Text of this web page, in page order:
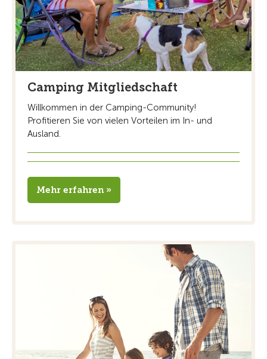
Camping Mitgliedschaft
Willkommen in der Camping-Community!
Profitieren Sie von vielen Vorteilen im In- und
Ausland.
Mehr erfahren »